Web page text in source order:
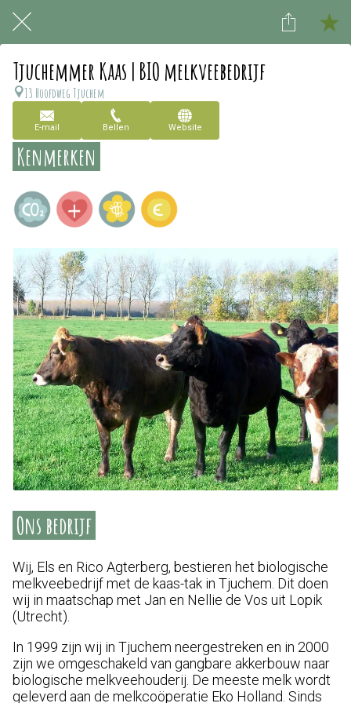
Tjuchemmer Kaas | BIO melkveebedrijf
13 Hoofdweg Tjuchem
E-mail Bellen Website
Kenmerken
Ons bedrijf
​Wij, Els en Rico Agterberg, bestieren het biologische
melkveebedrijf met de kaas-tak in Tjuchem. Dit doen
wij in maatschap met Jan en Nellie de Vos uit Lopik
(Utrecht).
In 1999 zijn wij in Tjuchem neergestreken en in 2000
zijn we omgeschakeld van gangbare akkerbouw naar
biologische melkveehouderij. De meeste melk wordt
geleverd aan de melkcoöperatie Eko Holland. Sinds